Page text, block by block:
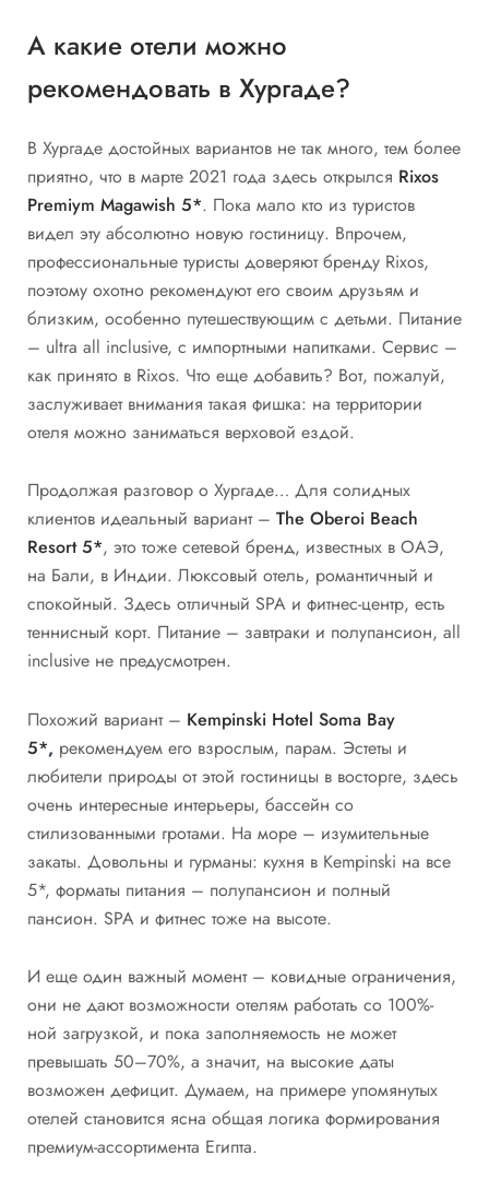
А какие отели можно
рекомендовать в Хургаде?
В Хургаде достойных вариантов не так много, тем более
приятно, что в марте 2021 года здесь открылся Rixos
Premiym Magawish 5*. Пока мало кто из туристов
видел эту абсолютно новую гостиницу. Впрочем,
профессиональные туристы доверяют бренду Rixos,
поэтому охотно рекомендуют его своим друзьям и
близким, особенно путешествующим с детьми. Питание
– ultra all inclusive, с импортными напитками. Сервис –
как принято в Rixos. Что еще добавить? Вот, пожалуй,
заслуживает внимания такая фишка: на территории
отеля можно заниматься верховой ездой.
Продолжая разговор о Хургаде… Для солидных
клиентов идеальный вариант – The Oberoi Beach
Resort 5*, это тоже сетевой бренд, известных в ОАЭ,
на Бали, в Индии. Люксовый отель, романтичный и
спокойный. Здесь отличный SPA и фитнес-центр, есть
теннисный корт. Питание – завтраки и полупансион, all
inclusive не предусмотрен.
Похожий вариант – Kempinski Hotel Soma Bay
5*, рекомендуем его взрослым, парам. Эстеты и
любители природы от этой гостиницы в восторге, здесь
очень интересные интерьеры, бассейн со
стилизованными гротами. На море – изумительные
закаты. Довольны и гурманы: кухня в Kempinski на все
5*, форматы питания – полупансион и полный
пансион. SPA и фитнес тоже на высоте.
И еще один важный момент – ковидные ограничения,
они не дают возможности отелям работать со 100%-
ной загрузкой, и пока заполняемость не может
превышать 50–70%, а значит, на высокие даты
возможен дефицит. Думаем, на примере упомянутых
отелей становится ясна общая логика формирования
премиум-ассортимента Египта.